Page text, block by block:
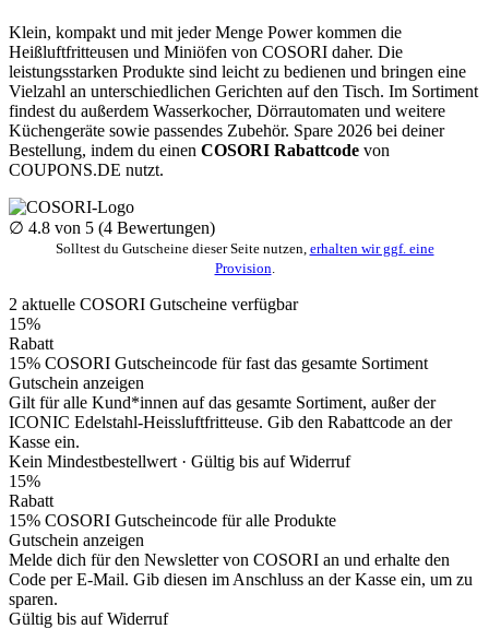
Klein, kompakt und mit jeder Menge Power kommen die
Heißluftfritteusen und Miniöfen von COSORI daher. Die
leistungsstarken Produkte sind leicht zu bedienen und bringen eine
Vielzahl an unterschiedlichen Gerichten auf den Tisch. Im Sortiment
findest du außerdem Wasserkocher, Dörrautomaten und weitere
Küchengeräte sowie passendes Zubehör. Spare 2026 bei deiner
Bestellung, indem du einen COSORI Rabattcode von
COUPONS.DE nutzt.
∅ 4.8 von 5 (4 Bewertungen)
Solltest du Gutscheine dieser Seite nutzen, erhalten wir ggf. eine
Provision
2 aktuelle COSORI Gutscheine verfügbar
15%
Rabatt
15% COSORI Gutscheincode für fast das gesamte Sortiment
Gutschein anzeigen
Gilt für alle Kund*innen auf das gesamte Sortiment, außer der
ICONIC Edelstahl-Heissluftfritteuse. Gib den Rabattcode an der
Kasse ein.
Kein Mindestbestellwert · Gültig bis auf Widerruf
15%
Rabatt
15% COSORI Gutscheincode für alle Produkte
Gutschein anzeigen
Melde dich für den Newsletter von COSORI an und erhalte den
Code per E-Mail. Gib diesen im Anschluss an der Kasse ein, um zu
sparen.
Gültig bis auf Widerruf